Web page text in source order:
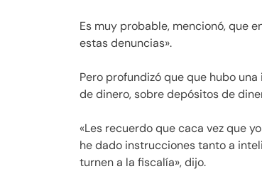
Es muy probable, mencionó, que
estas denuncias».
Pero profundizó que que hubo
de dinero, sobre depósitos de
«Les recuerdo que caca vez que
he dado instrucciones tanto a
turnen a la fiscalía», dijo.